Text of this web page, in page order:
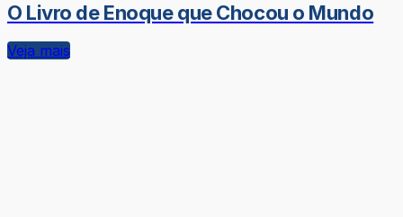
O Livro de Enoque que Chocou o Mundo
Veja mais